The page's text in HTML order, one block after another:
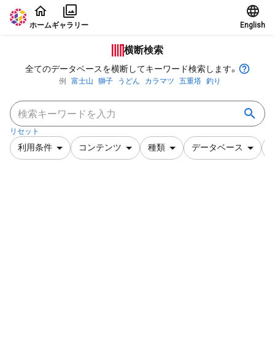
本文に飛ぶ
ホームギャラリー English
横断検索
全てのデータベースを横断してキーワード検索します。
例 富士山 獅子 うどん カラマツ 五重塔 釣り
リセット
利用条件 コンテンツ 種類 データベース